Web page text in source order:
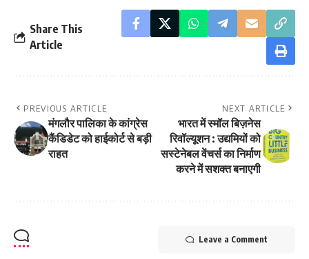
Share This
Article
PREVIOUS ARTICLE
मंगलौर पालिका के कांग्रेस
कैंडिडेट को हाईकोर्ट से बड़ी
राहत
NEXT ARTICLE
भारत में स्मॉल बिज़नेस
रिवॉल्यूशन : उद्यमियों को
सस्टेनेबल वेंचर्स का निर्माण
करने में सशक्त बनाएगी
Leave a Comment